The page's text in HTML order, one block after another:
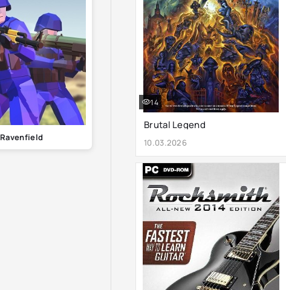
Ravenfield
Brutal Legend
10.03.2026
14